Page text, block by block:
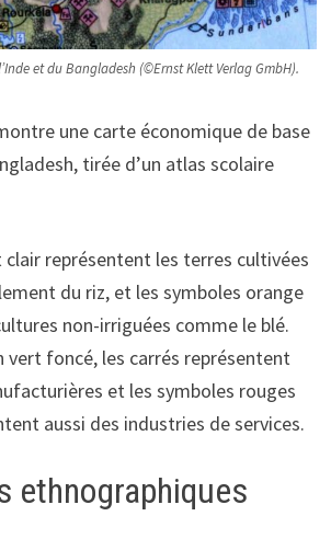
et du Bangladesh (©Ernst Klett Verlag GmbH).
une carte économique de base
tirée d’un atlas scolaire
clair représentent les terres cultivées
du riz, et les symboles orange
non-irriguées comme le blé.
vert foncé, les carrés représentent
et les symboles rouges
aussi des industries de services.